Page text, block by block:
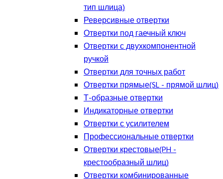
тип шлица)
Реверсивные отвертки
Отвертки под гаечный ключ
Отвертки с двухкомпонентной
ручкой
Отвертки для точных работ
Отвертки прямые(SL - прямой шлиц)
Т-образные отвертки
Индикаторные отвертки
Отвертки с усилителем
Профессиональные отвертки
Отвертки крестовые(PH -
крестообразный шлиц)
Отвертки комбинированные